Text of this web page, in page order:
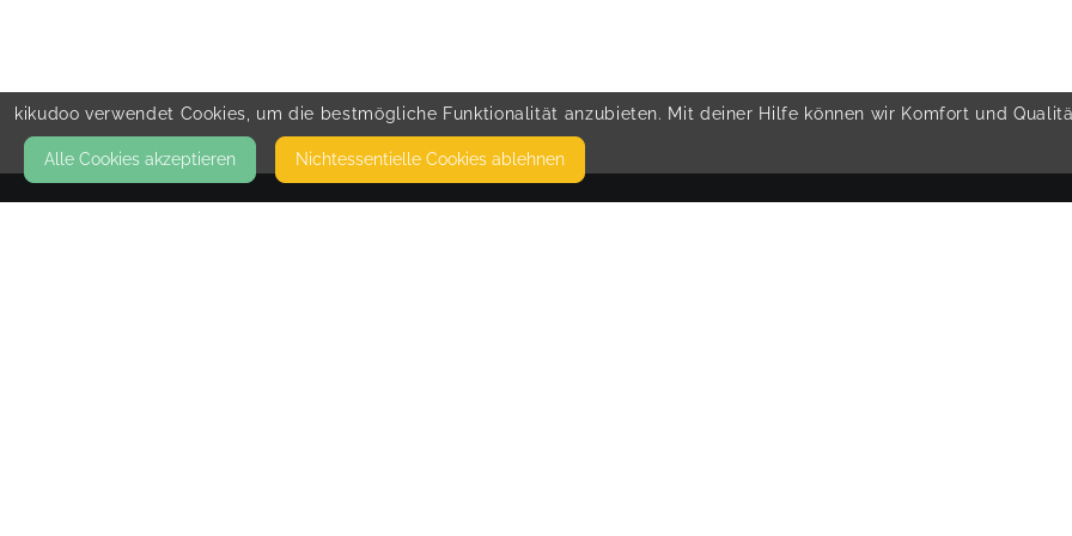
kikudoo verwendet Cookies, um die bestmögliche Funktionalität anzubieten. Mit deiner Hilfe können wir Komfort und
Alle Cookies akzeptieren Nicht­essentielle Cookies ablehnen